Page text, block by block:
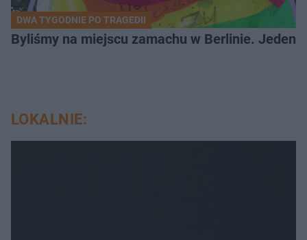
DWA TYGODNIE PO TRAGEDII
Byliśmy na miejscu zamachu w Berlinie. Jeden
LOKALNIE: